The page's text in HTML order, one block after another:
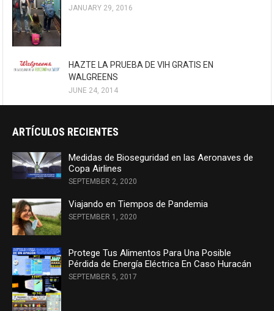
JANUARY 29, 2016
HAZTE LA PRUEBA DE VIH GRATIS EN
WALGREENS
JUNE 24, 2014
ARTÍCULOS RECIENTES
Medidas de Bioseguridad en las Aeronaves de
Copa Airlines
SEPTEMBER 2, 2020
Viajando en Tiempos de Pandemia
SEPTEMBER 1, 2020
Protege Tus Alimentos Para Una Posible
Pérdida de Energía Eléctrica En Caso Huracán
SEPTEMBER 5, 2017